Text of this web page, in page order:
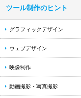
ツール制作のヒント
グラフィックデザイン
ウェブデザイン
映像制作
動画撮影・写真撮影